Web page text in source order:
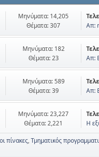
Μηνύματα: 14,205
Θέματα: 307
Απ:
Μηνύματα: 182
Θέματα: 23
Απ:
Μηνύματα: 589
Θέματα: 39
Απ:
Μηνύματα: 23,227
Θέματα: 2,221
Η
πίνακες Τμηματικός